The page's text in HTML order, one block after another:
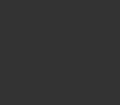
オードパルファム